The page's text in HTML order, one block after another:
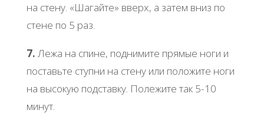
на стену. «Шагайте» вверх, а затем вниз по
стене по 5 раз.
7. Лежа на спине, поднимите прямые ноги и
поставьте ступни на стену или положите ноги
на высокую подставку. Полежите так 5-10
минут.